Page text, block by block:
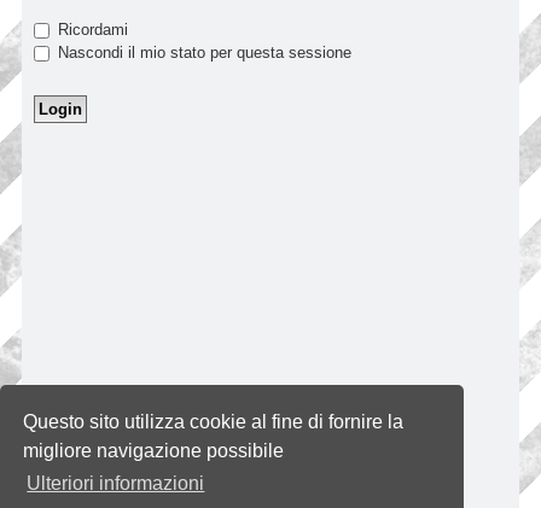
Questo sito utilizza cookie al fine di fornire la
migliore navigazione possibile
Ulteriori informazioni
Ricordami
Nascondi il mio stato per questa sessione